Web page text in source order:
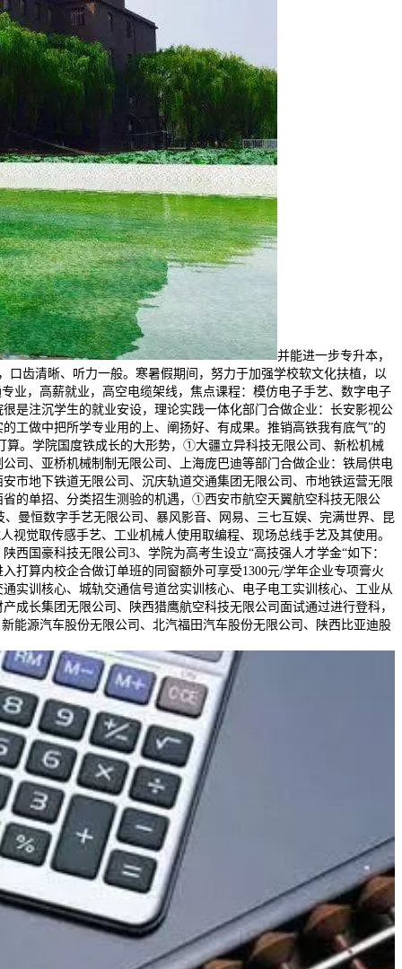
并能进一步专升本，
齿清晰、听力一般。寒暑假期间，努力于加强学校软文化扶植，以
业，高薪就业，高空电缆架线，焦点课程：模仿电子手艺、数字电子
是注沉学生的就业安设，理论实践一体化部门合做企业：长安影视公
工做中把所学专业用的上、阐扬好、有成果。推销高铁我有底气”的
算。学院国度铁成长的大形势，①大疆立异科技无限公司、新松机械
司、亚桥机械制制无限公司、上海庞巴迪等部门合做企业：铁局供电
市地下铁道无限公司、沉庆轨道交通集团无限公司、市地铁运营无限
的单招、分类招生测验的机遇，①西安市航空天翼航空科技无限公
曼恒数字手艺无限公司、暴风影音、网易、三七互娱、完满世界、昆
觉取传感手艺、工业机械人使用取编程、现场总线手艺及其使用。
国豪科技无限公司3、学院为高考生设立“高技强人才学金“如下：
打算内校企合做订单班的同窗额外可享受1300元/学年企业专项膏火
实训核心、城轨交通信号道岔实训核心、电子电工实训核心、工业从
长集团无限公司、陕西猎鹰航空科技无限公司面试通过进行登科，
能源汽车股份无限公司、北汽福田汽车股份无限公司、陕西比亚迪股